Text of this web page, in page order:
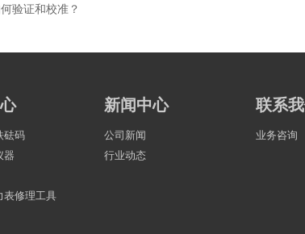
验证和校准？
砝码
器
表修理工具
新闻中心
公司新闻
行业动态
联系
业务咨询